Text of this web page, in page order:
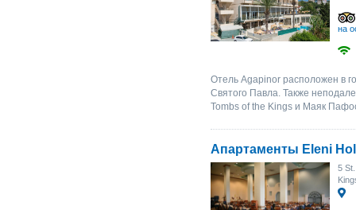
на
Отель Agapinor расположен в
Святого Павла. Также
Tombs of the Kings и Маяк
Апартаменты Eleni
5